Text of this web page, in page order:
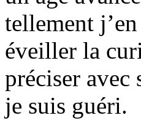
tellement
éveiller la
préciser avec
je suis guéri.